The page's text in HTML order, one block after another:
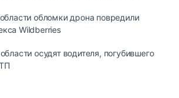
обломки дрона повредили
Wildberries
осудят водителя, погубившего